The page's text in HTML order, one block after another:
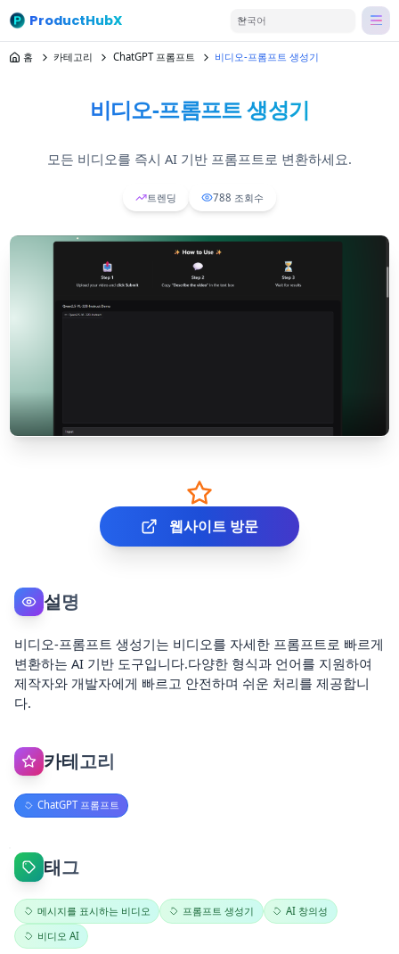
ProductHubX 한국어
홈 카테고리 ChatGPT 프롬프트 비디오-프롬프트 생성기
비디오-프롬프트 생성기
모든 비디오를 즉시 AI 기반 프롬프트로 변환하세요.
트렌딩 788 조회수
웹사이트 방문
설명
비디오-프롬프트 생성기는 비디오를 자세한 프롬프트로 빠르게
변환하는 AI 기반 도구입니다.다양한 형식과 언어를 지원하여
제작자와 개발자에게 빠르고 안전하며 쉬운 처리를 제공합니
다.
카테고리
ChatGPT 프롬프트
태그
메시지를 표시하는 비디오 프롬프트 생성기
AI 창의성
비디오 AI